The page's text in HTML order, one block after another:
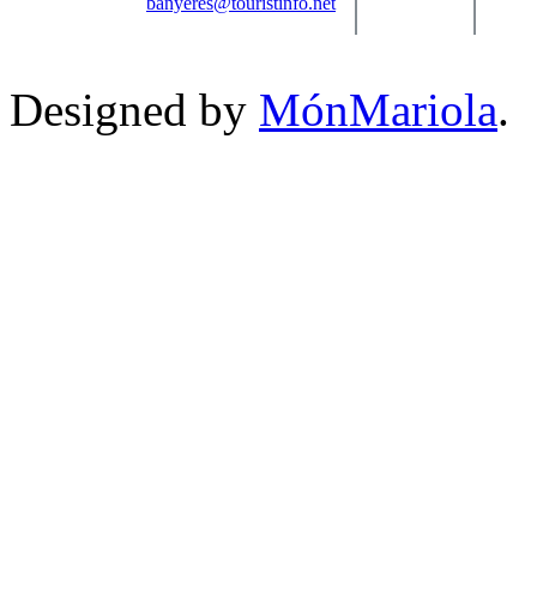
Designed by MónMariola.